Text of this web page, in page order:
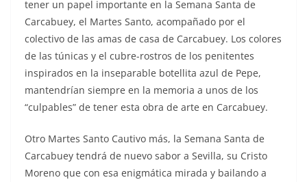
tener un papel importante en la Semana Santa de
Carcabuey, el Martes Santo, acompañado por el
colectivo de las amas de casa de Carcabuey. Los colores
de las túnicas y el cubre-rostros de los penitentes
inspirados en la inseparable botellita azul de Pepe,
mantendrían siempre en la memoria a unos de los
“culpables” de tener esta obra de arte en Carcabuey.
Otro Martes Santo Cautivo más, la Semana Santa de
Carcabuey tendrá de nuevo sabor a Sevilla, su Cristo
Moreno que con esa enigmática mirada y bailando a